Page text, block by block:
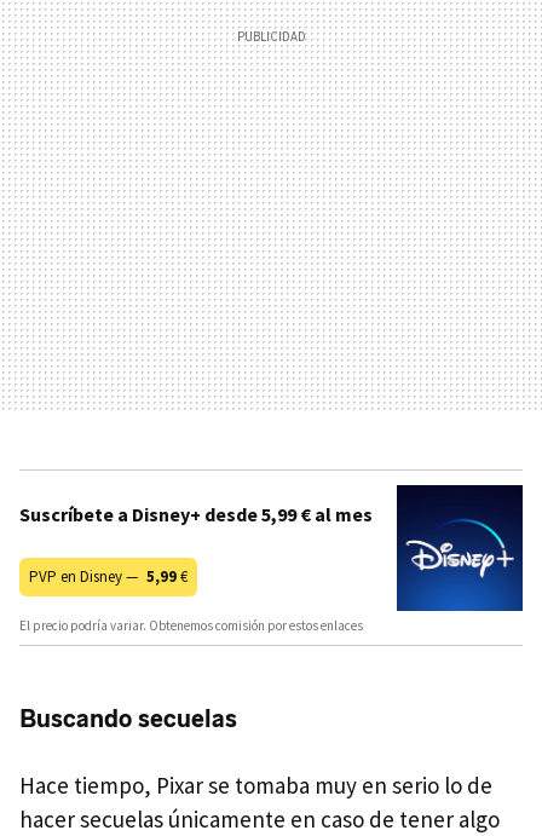
Suscríbete a Disney+ desde 5,99 € al mes
PVP en Disney — 5,99€
El precio podría variar. Obtenemos comisión por estos enlaces
Buscando secuelas
Hace tiempo, Pixar se tomaba muy en serio lo de
hacer secuelas únicamente en caso de tener algo